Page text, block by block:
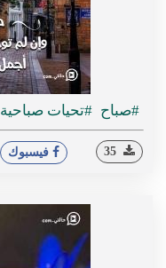
#صباح #تحيات صباحية
فيسبوك